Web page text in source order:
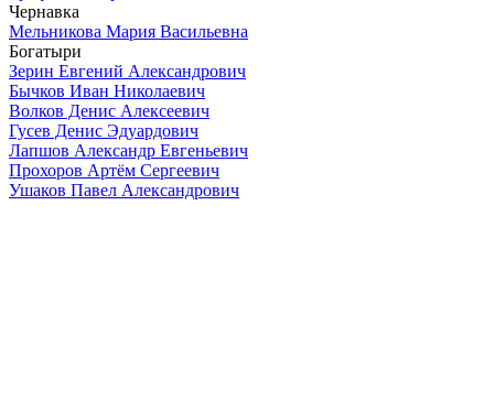
Чернавка
Мельникова Мария Васильевна
Богатыри
Зерин Евгений Александрович
Бычков Иван Николаевич
Волков Денис Алексеевич
Гусев Денис Эдуардович
Лапшов Александр Евгеньевич
Прохоров Артём Сергеевич
Ушаков Павел Александрович